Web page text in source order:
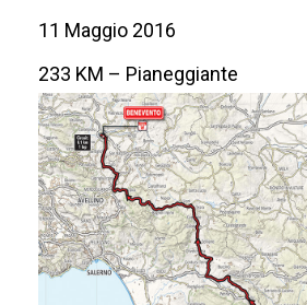
11 Maggio 2016
233 KM – Pianeggiante